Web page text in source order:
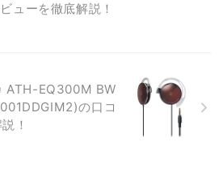
ューを徹底解説！
ATH-EQ300M BW
の口コ
！